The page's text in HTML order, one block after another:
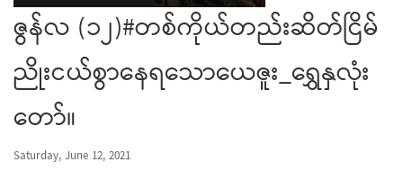
ဇွန်လ (၁၂)#တစ်ကိုယ်တည်းဆိတ်ငြိမ်
ညိုးငယ်စွာနေရသောယေဇူး_ရွှေနှလုံး
တော်။
Saturday, June 12, 2021